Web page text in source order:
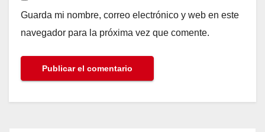
Guarda mi nombre, correo electrónico y web en este
navegador para la próxima vez que comente.